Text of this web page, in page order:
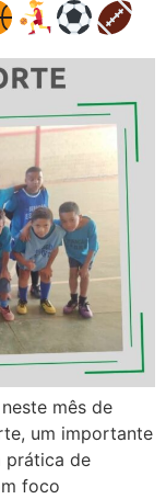
mês de
um importante
prática de
foco